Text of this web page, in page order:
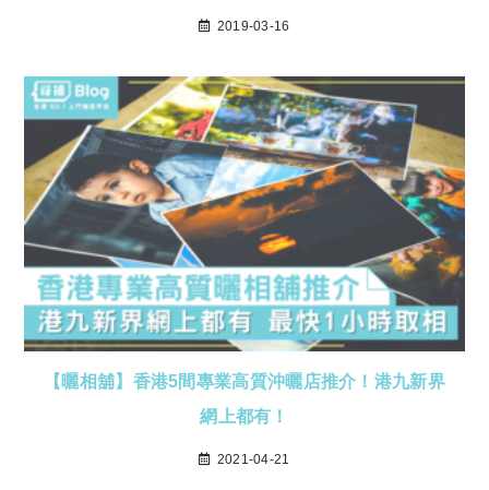
2019-03-16
【曬相舖】香港5間專業高質沖曬店推介！港九新界
網上都有！
2021-04-21